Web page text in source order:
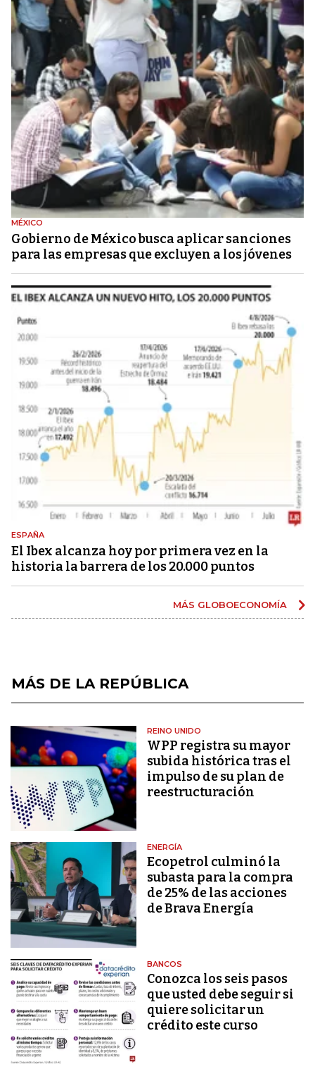
MÉXICO
Gobierno de México busca aplicar sanciones
para las empresas que excluyen a los jóvenes
ESPAÑA
El Ibex alcanza hoy por primera vez en la
historia la barrera de los 20.000 puntos
MÁS GLOBOECONOMÍA
MÁS DE LA REPÚBLICA
REINO UNIDO
WPP registra su mayor
subida histórica tras el
impulso de su plan de
reestructuración
ENERGÍA
Ecopetrol culminó la
subasta para la compra
de 25% de las acciones
de Brava Energía
BANCOS
Conozca los seis pasos
que usted debe seguir si
quiere solicitar un
crédito este curso